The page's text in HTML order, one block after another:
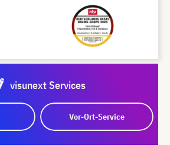
visunext Services
Vor-Ort-Service